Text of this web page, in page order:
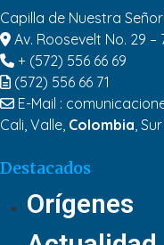
Capilla de Nuestra
Av. Roosevelt No. 29 –
+ (572) 556 66 69
(572) 556 66 71
E-Mail :
Cali, Valle, Colombia ,
Destacados
Orígenes